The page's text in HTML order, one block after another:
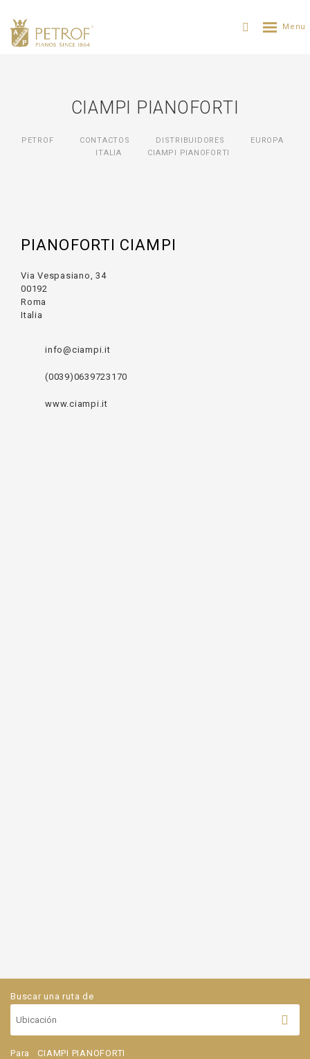
CIAMPI PIANOFORTI
PETROF CONTACTOS DISTRIBUIDORES
ЕUROPA
ITALIA
CIAMPI PIANOFORTI
PIANOFORTI CIAMPI
Via Vespasiano, 34
00192
Roma
Italia
info@ciampi.it
(0039)0639723170
www.ciampi.it
Buscar una ruta de
Para CIAMPI PIANOFORTI